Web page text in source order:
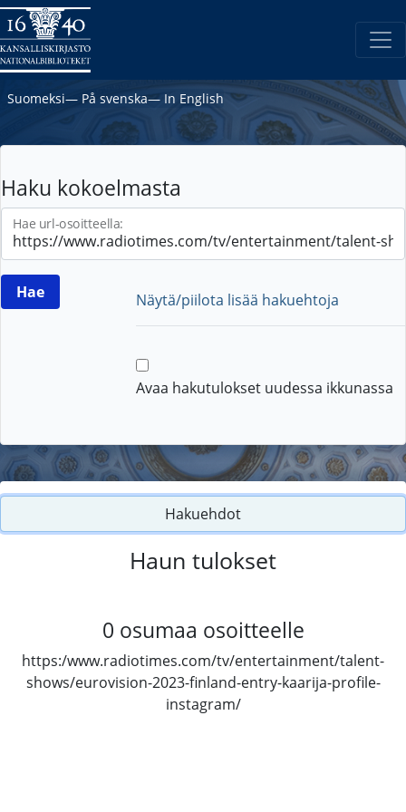
Suomeksi― På svenska― In English
Haku kokoelmasta
Hae url-osoitteella:
Näytä/piilota lisää hakuehtoja
Avaa hakutulokset uudessa ikkunassa
Hakuehdot
Haun tulokset
0 osumaa osoitteelle
https:/www.radiotimes.com/tv/entertainment/talent-
shows/eurovision-2023-finland-entry-kaarija-profile-
instagram/